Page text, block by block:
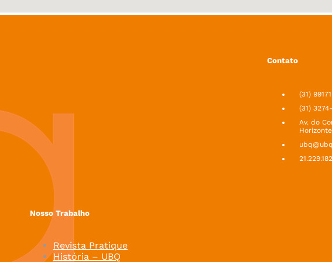
Nosso Trabalho
Revista Pratique
História – UBQ
Contato
(31)
(31)
Av. do
Horizonte